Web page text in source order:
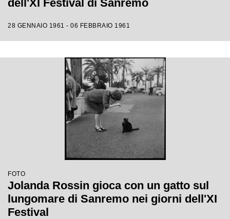
dell'XI Festival di Sanremo
28 GENNAIO 1961 - 06 FEBBRAIO 1961
FOTO
Jolanda Rossin gioca con un gatto sul
lungomare di Sanremo nei giorni dell'XI
Festival